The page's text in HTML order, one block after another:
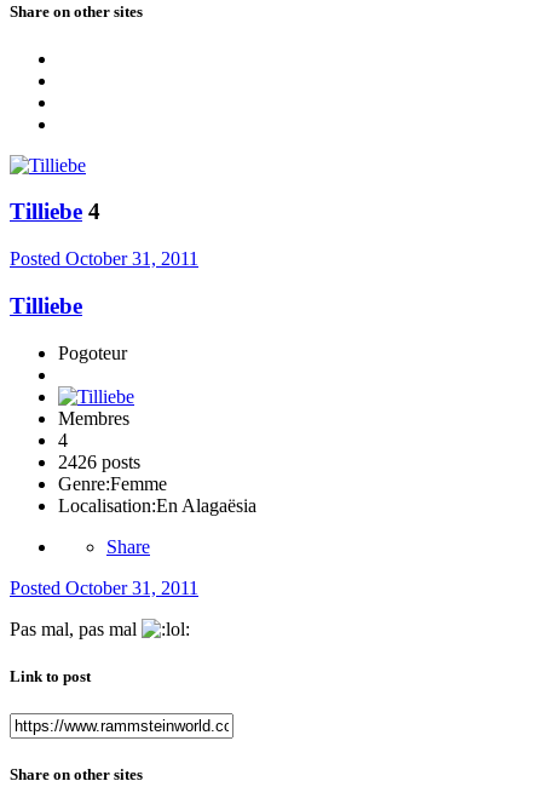
Share on other sites
Tilliebe 4
Posted October 31, 2011
Tilliebe
Pogoteur
Membres
4
2426 posts
Genre:Femme
Localisation:En Alagaësia
Share
Posted October 31, 2011
Pas mal, pas mal
Link to post
Share on other sites